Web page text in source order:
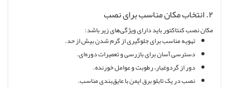
۲. انتخاب مکان مناسب برای نصب
مکان نصب کنتاکتور باید دارای ویژگی‌های زیر باشد:
تهویه مناسب برای جلوگیری از گرم شدن بیش از حد.
دسترسی آسان برای بازرسی و تعمیرات دوره‌ای.
دور از گردوغبار، رطوبت و عوامل خورنده.
نصب در یک تابلو برق ایمن با عایق‌بندی مناسب.